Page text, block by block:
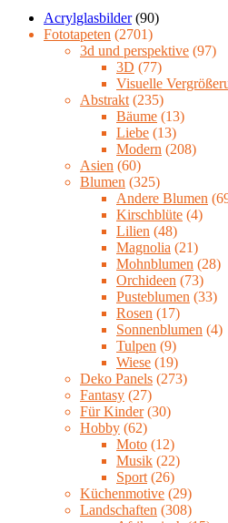
Acrylglasbilder (90)
Fototapeten (2701)
3d und perspektive (97)
3D (77)
Visuelle
Abstrakt (235)
Bäume (13)
Liebe (13)
Modern (208)
Asien (60)
Blumen (325)
Andere Blumen
Kirschblüte (4)
Lilien (48)
Magnolia (21)
Mohnblumen (28)
Orchideen (73)
Pusteblumen (33)
Rosen (17)
Sonnenblumen (4)
Tulpen (9)
Wiese (19)
Deko Panels (273)
Fantasy (27)
Für Kinder (30)
Hobby (62)
Moto (12)
Musik (22)
Sport (26)
Küchenmotive (29)
Landschaften (308)